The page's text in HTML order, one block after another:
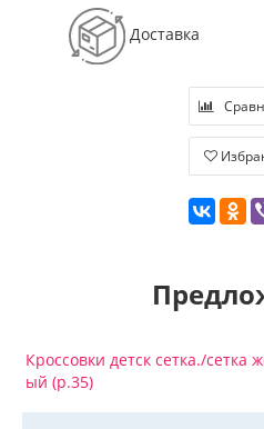
Доставка
Кроссовки детск сетка./сетка
ый (р.35)